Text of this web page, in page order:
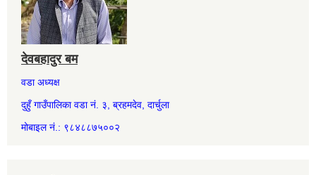
देवबहादुर बम
वडा अध्यक्ष
दुहुँ गाउँपालिका वडा नं. ३, ब्रहमदेव, दार्चुला
मोबाइल नं.: ९८४८८७५००२